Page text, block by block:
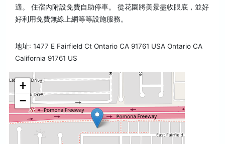
適。 住宿內附設免費自助停車。 從花園將美景盡收眼底，並好
好利用免費無線上網等等設施服務。
地址: 1477 E Fairfield Ct Ontario CA 91761 USA Ontario CA
California 91761 US
+
−